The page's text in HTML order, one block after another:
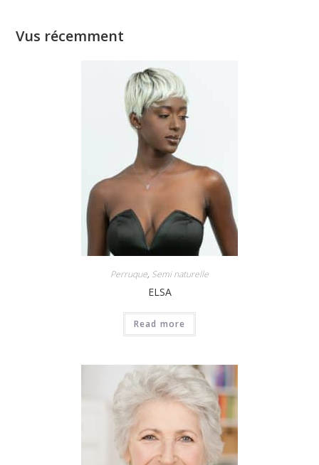
Vus récemment
Perruque, Semi naturelle
ELSA
Read more